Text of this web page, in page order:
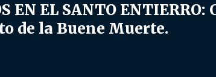
EN EL SANTO
de la Buene Muerte.